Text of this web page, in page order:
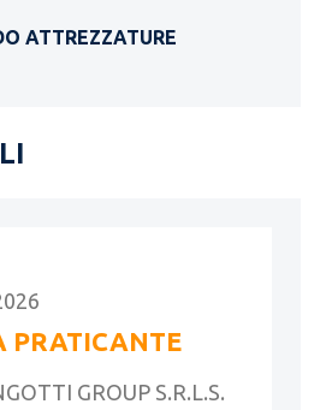
ATTREZZATURE
PRATICANTE
GROUP S.R.L.S.